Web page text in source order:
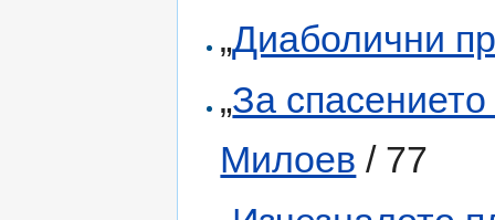
„Диаболични
„За
Милоев / 77